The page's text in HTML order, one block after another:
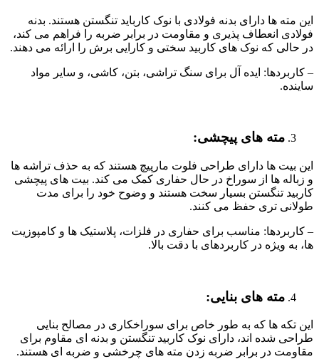
این مته ها دارای بدنه فولادی با نوک کارباید تنگستن هستند. بدنه
فولادی انعطاف پذیری و مقاومت در برابر ضربه را فراهم می کند،
در حالی که نوک های کاربید سختی و کارایی برش را ارائه می دهند.
– کاربردها: ایده آل برای سنگ تراشی، بتن، کاشی، و سایر مواد
ساینده.
مته های پیچشی:
این بیت ها دارای طراحی فلوت مارپیچ هستند که به حذف تراشه ها
و زباله ها از سوراخ در حال حفاری کمک می کند. بیت های پیچشی
کاربید تنگستن بسیار سخت هستند و وضوح خود را برای مدت
طولانی تری حفظ می کنند.
– کاربردها: مناسب برای حفاری در فلزات، پلاستیک ها و کامپوزیت
ها، به ویژه در کاربردهای با دقت بالا.
مته های بنایی:
این تکه ها که به طور خاص برای سوراخکاری در مصالح بنایی
طراحی شده اند، دارای نوک کاربید تنگستن و بدنه ای مقاوم برای
مقاومت در برابر ضربه زدن مته های چرخشی و ضربه ای هستند.